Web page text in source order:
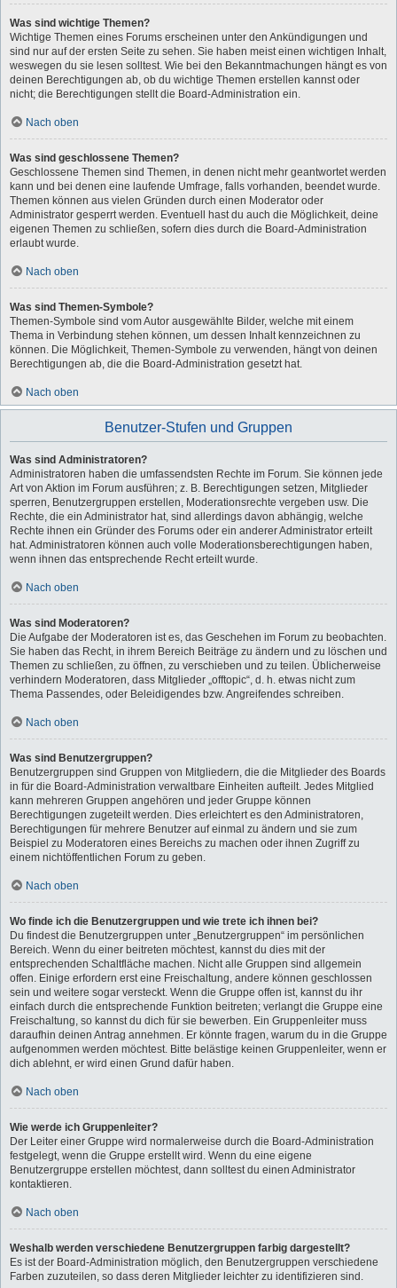
Was sind wichtige Themen?
Wichtige Themen eines Forums erscheinen unter den Ankündigungen und
sind nur auf der ersten Seite zu sehen. Sie haben meist einen wichtigen Inhalt,
weswegen du sie lesen solltest. Wie bei den Bekanntmachungen hängt es von
deinen Berechtigungen ab, ob du wichtige Themen erstellen kannst oder
nicht; die Berechtigungen stellt die Board-Administration ein.
Nach oben
Was sind geschlossene Themen?
Geschlossene Themen sind Themen, in denen nicht mehr geantwortet werden
kann und bei denen eine laufende Umfrage, falls vorhanden, beendet wurde.
Themen können aus vielen Gründen durch einen Moderator oder
Administrator gesperrt werden. Eventuell hast du auch die Möglichkeit, deine
eigenen Themen zu schließen, sofern dies durch die Board-Administration
erlaubt wurde.
Nach oben
Was sind Themen-Symbole?
Themen-Symbole sind vom Autor ausgewählte Bilder, welche mit einem
Thema in Verbindung stehen können, um dessen Inhalt kennzeichnen zu
können. Die Möglichkeit, Themen-Symbole zu verwenden, hängt von deinen
Berechtigungen ab, die die Board-Administration gesetzt hat.
Nach oben
Benutzer-Stufen und Gruppen
Was sind Administratoren?
Administratoren haben die umfassendsten Rechte im Forum. Sie können jede
Art von Aktion im Forum ausführen; z. B. Berechtigungen setzen, Mitglieder
sperren, Benutzergruppen erstellen, Moderationsrechte vergeben usw. Die
Rechte, die ein Administrator hat, sind allerdings davon abhängig, welche
Rechte ihnen ein Gründer des Forums oder ein anderer Administrator erteilt
hat. Administratoren können auch volle Moderationsberechtigungen haben,
wenn ihnen das entsprechende Recht erteilt wurde.
Nach oben
Was sind Moderatoren?
Die Aufgabe der Moderatoren ist es, das Geschehen im Forum zu beobachten.
Sie haben das Recht, in ihrem Bereich Beiträge zu ändern und zu löschen und
Themen zu schließen, zu öffnen, zu verschieben und zu teilen. Üblicherweise
verhindern Moderatoren, dass Mitglieder „offtopic“, d. h. etwas nicht zum
Thema Passendes, oder Beleidigendes bzw. Angreifendes schreiben.
Nach oben
Was sind Benutzergruppen?
Benutzergruppen sind Gruppen von Mitgliedern, die die Mitglieder des Boards
in für die Board-Administration verwaltbare Einheiten aufteilt. Jedes Mitglied
kann mehreren Gruppen angehören und jeder Gruppe können
Berechtigungen zugeteilt werden. Dies erleichtert es den Administratoren,
Berechtigungen für mehrere Benutzer auf einmal zu ändern und sie zum
Beispiel zu Moderatoren eines Bereichs zu machen oder ihnen Zugriff zu
einem nichtöffentlichen Forum zu geben.
Nach oben
Wo finde ich die Benutzergruppen und wie trete ich ihnen bei?
Du findest die Benutzergruppen unter „Benutzergruppen“ im persönlichen
Bereich. Wenn du einer beitreten möchtest, kannst du dies mit der
entsprechenden Schaltfläche machen. Nicht alle Gruppen sind allgemein
offen. Einige erfordern erst eine Freischaltung, andere können geschlossen
sein und weitere sogar versteckt. Wenn die Gruppe offen ist, kannst du ihr
einfach durch die entsprechende Funktion beitreten; verlangt die Gruppe eine
Freischaltung, so kannst du dich für sie bewerben. Ein Gruppenleiter muss
daraufhin deinen Antrag annehmen. Er könnte fragen, warum du in die Gruppe
aufgenommen werden möchtest. Bitte belästige keinen Gruppenleiter, wenn er
dich ablehnt, er wird einen Grund dafür haben.
Nach oben
Wie werde ich Gruppenleiter?
Der Leiter einer Gruppe wird normalerweise durch die Board-Administration
festgelegt, wenn die Gruppe erstellt wird. Wenn du eine eigene
Benutzergruppe erstellen möchtest, dann solltest du einen Administrator
kontaktieren.
Nach oben
Weshalb werden verschiedene Benutzergruppen farbig dargestellt?
Es ist der Board-Administration möglich, den Benutzergruppen verschiedene
Farben zuzuteilen, so dass deren Mitglieder leichter zu identifizieren sind.